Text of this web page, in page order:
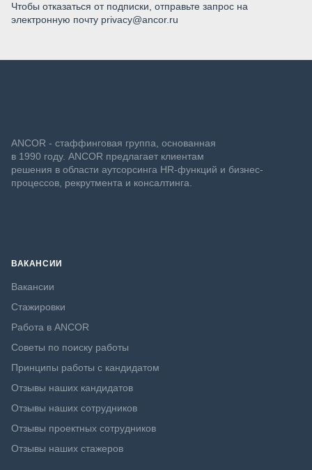
Чтобы отказаться от подписки, отправьте запрос на
электронную почту privacy@ancor.ru
ANCOR - стаффинговая группа, основанная
в 1990 году. ANCOR предлагает клиентам
решения в области аутсорсинга HR-функций и бизнес-
процессов, рекрутмента и консалтинга.
ВАКАНСИИ
Вакансии
Стажировки
Работа в ANCOR
Советы по поиску работы
Принципы работы с кандидатом
Отзывы наших кандидатов
Отзывы наших сотрудников
Отзывы проектных сотрудников
Отзывы наших стажеров